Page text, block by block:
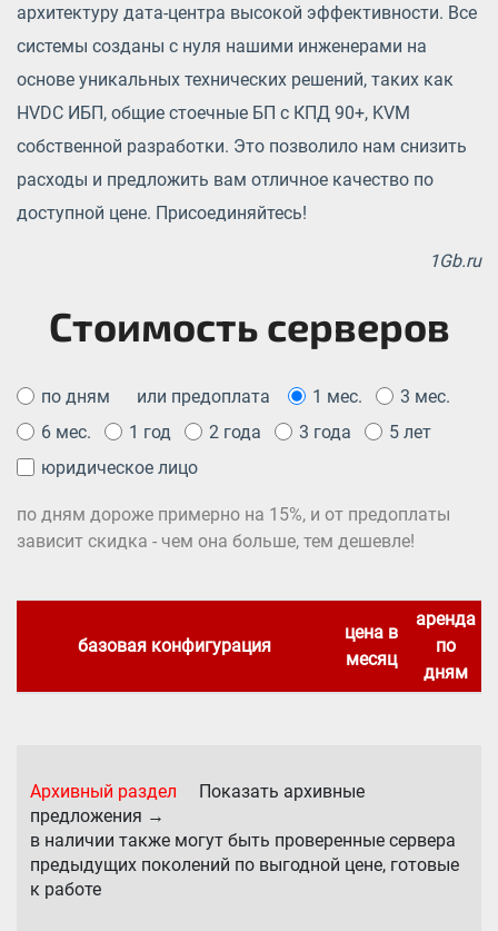
архитектуру дата-центра высокой эффективности. Все
системы созданы с нуля нашими инженерами на
основе уникальных технических решений, таких как
HVDC ИБП, общие стоечные БП с КПД 90+, KVM
собственной разработки. Это позволило нам снизить
расходы и предложить вам отличное качество по
доступной цене. Присоединяйтесь!
1Gb.ru
Стоимость серверов
по дням или предоплата 1 мес.
3 мес.
6 мес.
1 год 2 года 3 года
5 лет
юридическое лицо
по дням дороже примерно на 15%, и от предоплаты
зависит скидка - чем она больше, тем дешевле!
базовая конфигурация
цена в
месяц
аренда
по
дням
Архивный раздел Показать архивные
предложения →
в наличии также могут быть проверенные сервера
предыдущих поколений по выгодной цене, готовые
к работе